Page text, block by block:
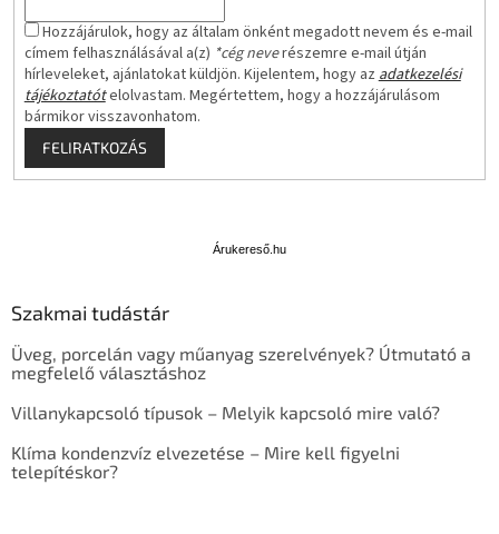
Hozzájárulok, hogy az általam önként megadott nevem és e-mail
címem felhasználásával a(z) *cég neverészemre e-mail útján
hírleveleket, ajánlatokat küldjön. Kijelentem, hogy az adatkezelési
tájékoztatótelolvastam. Megértettem, hogy a hozzájárulásom
bármikor visszavonhatom.
FELIRATKOZÁS
s
ő
Árukereső.hu
Szakmai tudástár
Üveg, porcelán vagy műanyag szerelvények? Útmutató a
megfelelő választáshoz
Villanykapcsoló típusok – Melyik kapcsoló mire való?
Klíma kondenzvíz elvezetése – Mire kell figyelni
telepítéskor?